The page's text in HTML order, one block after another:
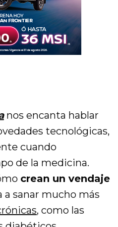
nos encanta hablar
tecnológicas,
cuando
de la medicina.
crean un vendaje
a sanar mucho más
, como las